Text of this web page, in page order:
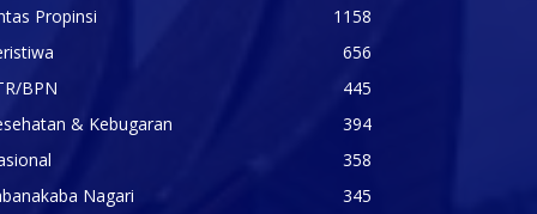
Propinsi
1158
656
BPN
445
& Kebugaran
394
358
Nagari
345